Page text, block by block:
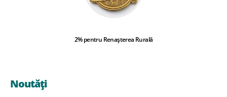
2% pentru Renașterea Rurală
Noutăți